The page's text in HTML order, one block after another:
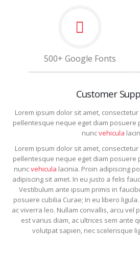
500+ Google Fonts
Customer
Lorem ipsum dolor sit amet,
pellentesque neque eget diam posuere
nuncvehicula
Lorem ipsum dolor sit amet,
pellentesque neque eget diam posuere
nuncvehicula lacinia. Proin adipiscing
adipiscing sit amet. In eu justo a felis
Vestibulum ante ipsum primis in
posuere cubilia Curae; In eu libero
ac viverra leo. Nullam convallis, arcu vel
est varius diam, ac ultrices sem ante
volutpat sapien, nec scelerisque